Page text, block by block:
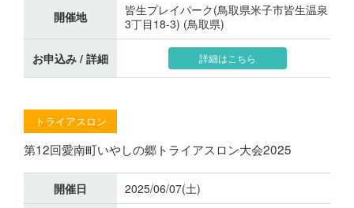
開催地
皆生プレイパーク(鳥取県米子市皆生温泉
3丁目18-3) (鳥取県)
お申込み / 詳細 詳細はこちら
トライアスロン
第12回愛南町いやしの郷トライアスロン大会2025
開催日
2025/06/07(土)